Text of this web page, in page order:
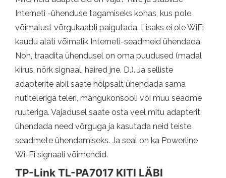
Interneti -ühenduse tagamiseks kohas, kus pole
võimalust võrgukaabli paigutada. Lisaks ei ole WiFi
kaudu alati võimalik Interneti-seadmeid ühendada.
Noh, traadita ühendusel on oma puudused (madal
kiirus, nõrk signaal, häired jne. D.). Ja selliste
adapterite abil saate hõlpsalt ühendada sama
nutiteleriga teleri, mängukonsooli või muu seadme
ruuteriga. Vajadusel saate osta veel mitu adapterit,
ühendada need võrguga ja kasutada neid teiste
seadmete ühendamiseks. Ja seal on ka Powerline
Wi-Fi signaali võimendid.
TP-Link TL-PA7017 KITI LÄBI